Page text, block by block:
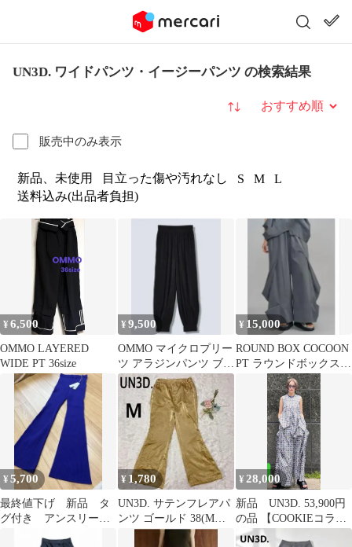
UN3D. ワイドパンツ・イージーパンツ の検索結果
販売中のみ表示
並び替え
新品、未使用 目立った傷や汚れなし S M
L
送料込み(出品者負担)
¥6,500
OMMO LAYERED
WIDE PT 36size
¥9,500
OMMO マイクロプリー
ツ アラジンパンツ ブラ
ック
¥ 15,000
ROUND BOX COCOON
PT ラウンドボックスコ
クーンパンツ UN3D
¥5,700
最終値下げ 新品 タ
グ付き アンスリー
¥ 1,780
UN3D. サテンフレアパ
ンツ ゴールド 38(Mサ
イズ)
¥ 28,000
新品 UN3D. 53,900円
の品 【COOKIEコラ
ボ】 ワイドパンツ